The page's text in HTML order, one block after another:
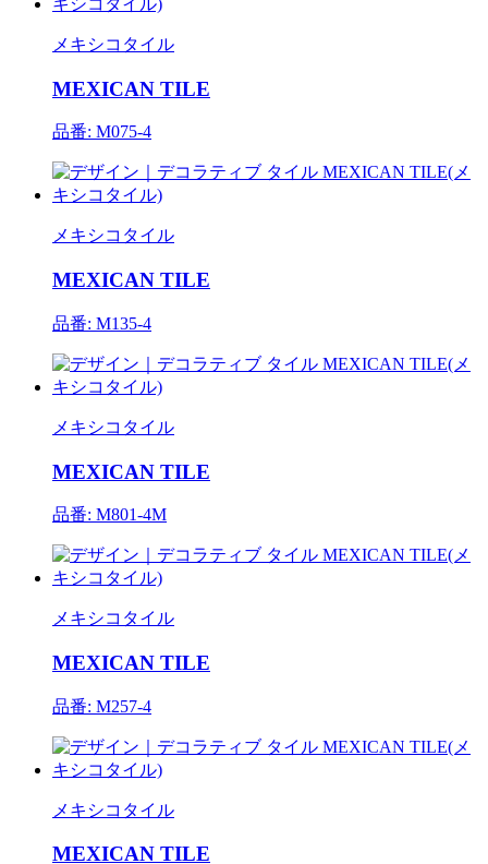
メキシコタイル
MEXICAN TILE
品番: M075-4
メキシコタイル
MEXICAN TILE
品番: M135-4
メキシコタイル
MEXICAN TILE
品番: M801-4M
メキシコタイル
MEXICAN TILE
品番: M257-4
メキシコタイル
MEXICAN TILE